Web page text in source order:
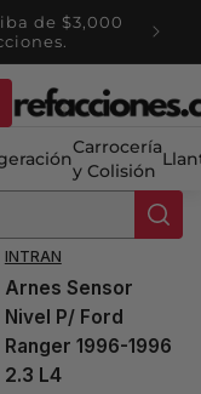
de $3,000
Carrocería
y Colisión
INTRAN
Arnes Sensor
Nivel P/ Ford
Ranger 1996-1996
2.3 L4